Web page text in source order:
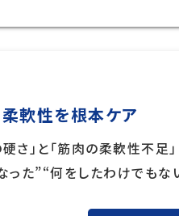
軟性を根本ケア
さ」と「筋肉の柔軟性不足
った”“何をしたわけでも